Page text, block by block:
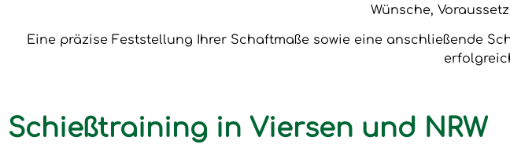
Wünsche,
Eine präzise Feststellung Ihrer Schaftmaße sowie eine anschließende
Schießtraining in Viersen und NRW